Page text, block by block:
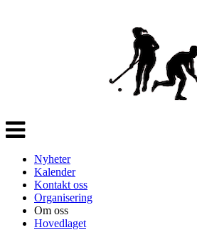
Veksle
navigasjon
Nyheter
Kalender
Kontakt oss
Organisering
Om oss
Hovedlaget